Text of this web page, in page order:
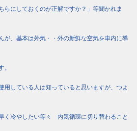
らにしておくのが正解ですか？」等聞かれま
が、基本は外気・・外の新鮮な空気を車内に導
。
用している人は知っていると思いますが、つよ
く冷やしたい等々 内気循環に切り替わること